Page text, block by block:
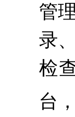
管
录
检
台